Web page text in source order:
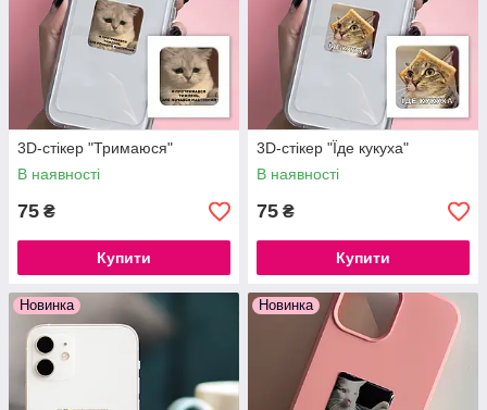
3D-стікер "Тримаюся"
В наявності
75 ₴
Купити
3D-стікер "Їде кукуха"
В наявності
75 ₴
Купити
Новинка Новинка